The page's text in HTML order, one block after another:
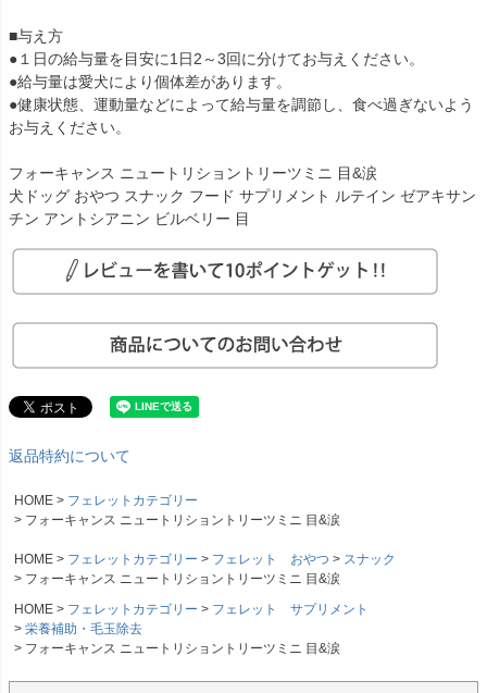
■与え方
●１日の給与量を目安に1日2～3回に分けてお与えください。
●給与量は愛犬により個体差があります。
●健康状態、運動量などによって給与量を調節し、食べ過ぎないよう
お与えください。
フォーキャンス ニュートリショントリーツミニ 目&涙
犬ドッグ おやつ スナック フード サプリメント ルテイン ゼアキサン
チン アントシアニン ビルベリー 目
返品特約について
HOME
フェレットカテゴリー
フォーキャンス ニュートリショントリーツミニ 目&涙
HOME フェレットカテゴリー フェレット おやつ
スナック
フォーキャンス ニュートリショントリーツミニ 目&涙
HOME
フェレットカテゴリー
フェレット サプリメント
栄養補助・毛玉除去
フォーキャンス ニュートリショントリーツミニ 目&涙